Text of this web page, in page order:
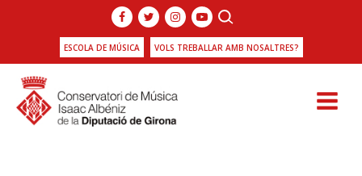
ESCOLA DE MÚSICA VOLS TREBALLAR AMB NOSALTRES?